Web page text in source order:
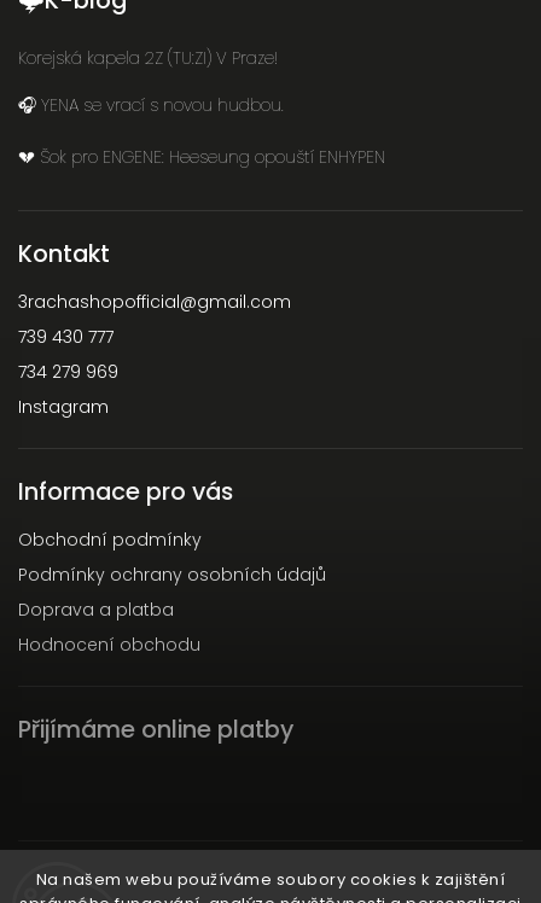
Na našem webu používáme soubory cookies k zajištění
Korejská kapela 2Z (TU:ZI) V Praze!
🎧 YENA se vrací s novou hudbou.
💔 Šok pro ENGENE: Heeseung opouští ENHYPEN
Kontakt
3rachashopofficial@gmail.com
739 430 777
734 279 969
Instagram
Informace pro vás
Obchodní podmínky
Podmínky ochrany osobních údajů
Doprava a platba
Hodnocení obchodu
Přijímáme online platby
Instagram